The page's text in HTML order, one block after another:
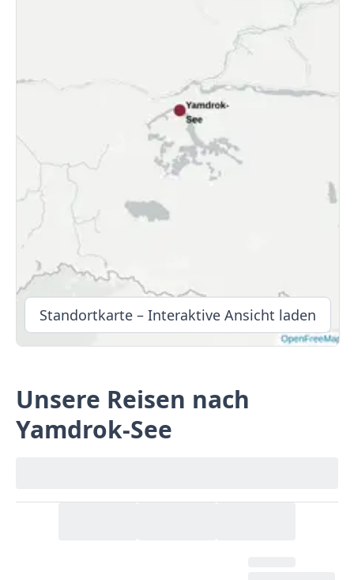
Standortkarte – Interaktive Ansicht laden
Unsere Reisen nach
Yamdrok-See